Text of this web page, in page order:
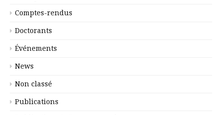
Comptes-rendus
Doctorants
Événements
News
Non classé
Publications